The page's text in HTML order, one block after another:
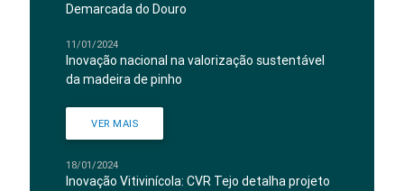
Demarcada do Douro
11/01/2024
Inovação nacional na valorização sustentável
da madeira de pinho
VER MAIS
18/01/2024
Inovação Vitivinícola: CVR Tejo detalha projeto